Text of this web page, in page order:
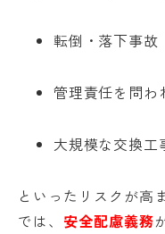
転倒・落下事故
管理責任を問わ
大規模な交換工
といったリスクが高
では、 安全配慮義務